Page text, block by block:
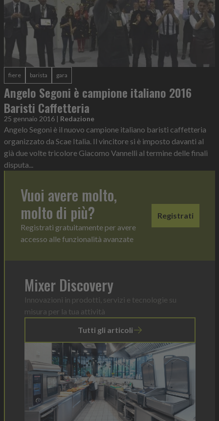
fiere barista gara
Angelo Segoni è campione italiano 2016
Baristi Caffetteria
25 gennaio 2016 | Redazione
Angelo Segoni è il nuovo campione italiano baristi caffetteria
organizzato da Scae Italia. Il vincitore si è imposto davanti al
già due volte tricolore Giacomo Vannelli al termine delle finali
disputa...
Vuoi avere molto,
molto di più?
Registrati gratuitamente per avere
accesso alle funzionalità avanzate
Registrati
Mixer Discovery
Innovazioni in prodotti, servizi e tecnologie su
misura per la tua attività
Tutti gli articoli